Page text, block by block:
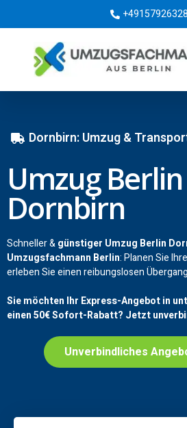
Dornbirn: Umzug &
Umzug Berlin
Dornbirn
Schneller &günstiger Umzug Berlin
Umzugsfachmann Berlin: Planen Sie
erleben Sie einen reibungslosen
Sie möchten Ihr Express-Angebot in
einen50€Sofort-Rabatt? Jetzt
Unverbindliches